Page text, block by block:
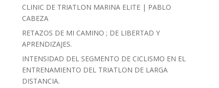
CLINIC DE TRIATLON MARINA ELITE | PABLO
CABEZA
RETAZOS DE MI CAMINO ; DE LIBERTAD Y
APRENDIZAJES.
INTENSIDAD DEL SEGMENTO DE CICLISMO EN EL
ENTRENAMIENTO DEL TRIATLON DE LARGA
DISTANCIA.